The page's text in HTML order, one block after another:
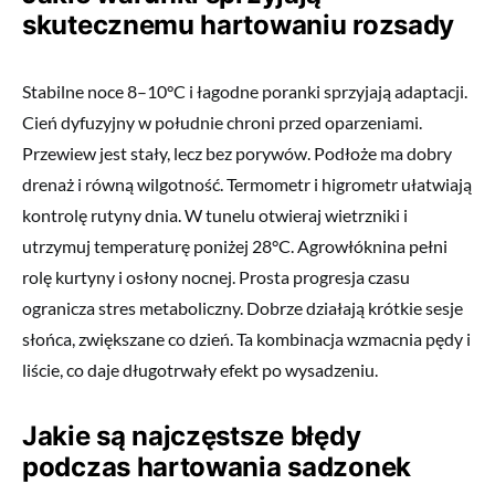
skutecznemu hartowaniu rozsady
Stabilne noce 8–10°C i łagodne poranki sprzyjają adaptacji.
Cień dyfuzyjny w południe chroni przed oparzeniami.
Przewiew jest stały, lecz bez porywów. Podłoże ma dobry
drenaż i równą wilgotność. Termometr i higrometr ułatwiają
kontrolę rutyny dnia. W tunelu otwieraj wietrzniki i
utrzymuj temperaturę poniżej 28°C. Agrowłóknina pełni
rolę kurtyny i osłony nocnej. Prosta progresja czasu
ogranicza stres metaboliczny. Dobrze działają krótkie sesje
słońca, zwiększane co dzień. Ta kombinacja wzmacnia pędy i
liście, co daje długotrwały efekt po wysadzeniu.
Jakie są najczęstsze błędy
podczas hartowania sadzonek